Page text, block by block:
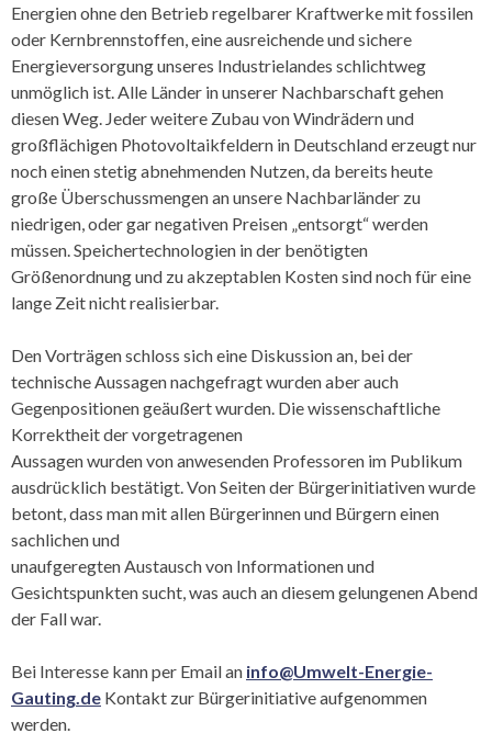
Energien ohne den Betrieb regelbarer Kraftwerke mit fossilen
oder Kernbrennstoffen, eine ausreichende und sichere
Energieversorgung unseres Industrielandes schlichtweg
unmöglich ist. Alle Länder in unserer Nachbarschaft gehen
diesen Weg. Jeder weitere Zubau von Windrädern und
großflächigen Photovoltaikfeldern in Deutschland erzeugt nur
noch einen stetig abnehmenden Nutzen, da bereits heute
große Überschussmengen an unsere Nachbarländer zu
niedrigen, oder gar negativen Preisen „entsorgt“ werden
müssen. Speichertechnologien in der benötigten
Größenordnung und zu akzeptablen Kosten sind noch für eine
lange Zeit nicht realisierbar.
Den Vorträgen schloss sich eine Diskussion an, bei der
technische Aussagen nachgefragt wurden aber auch
Gegenpositionen geäußert wurden. Die wissenschaftliche
Korrektheit der vorgetragenen
Aussagen wurden von anwesenden Professoren im Publikum
ausdrücklich bestätigt. Von Seiten der Bürgerinitiativen wurde
betont, dass man mit allen Bürgerinnen und Bürgern einen
sachlichen und
unaufgeregten Austausch von Informationen und
Gesichtspunkten sucht, was auch an diesem gelungenen Abend
der Fall war.
Bei Interesse kann per Email an info@Umwelt-Energie-
Gauting.de Kontakt zur Bürgerinitiative aufgenommen
werden.